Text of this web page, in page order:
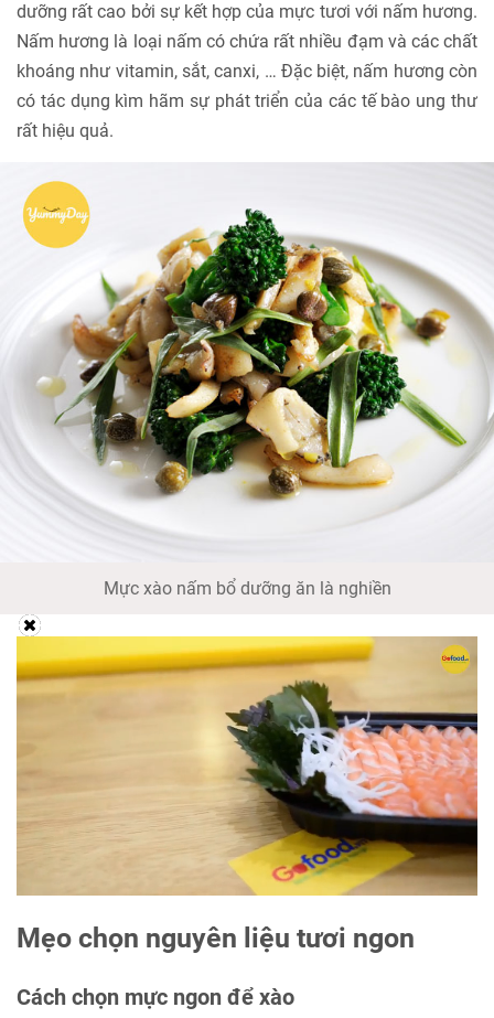
dưỡng rất cao bởi sự kết hợp của mực tươi với nấm hương.
Nấm hương là loại nấm có chứa rất nhiều đạm và các chất
khoáng như vitamin, sắt, canxi, … Đặc biệt, nấm hương còn
có tác dụng kìm hãm sự phát triển của các tế bào ung thư
rất hiệu quả.
Mực xào nấm bổ dưỡng ăn là nghiền
Mẹo chọn nguyên liệu tươi ngon
Cách chọn mực ngon để xào